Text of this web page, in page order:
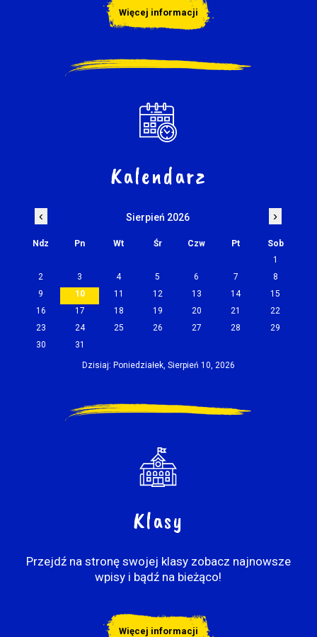
Więcej informacji
Kalendarz
‹ Sierpień 2026 ›
Ndz Pn Wt Śr Czw Pt
Sob
1
2
3 4 5 6 7
8
9
10 11 12 13 14
15
16
17 18 19 20 21
22
23
24 25 26 27 28
29
30
31
Dzisiaj: Poniedziałek, Sierpień 10, 2026
Klasy
Przejdź na stronę swojej klasy zobacz najnowsze
wpisy i bądź na bieżąco!
Więcej informacji